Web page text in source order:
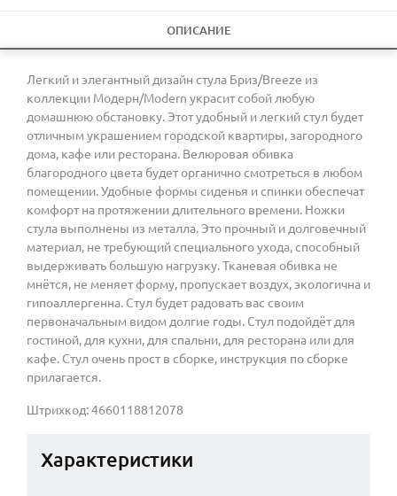
ОПИСАНИЕ
Легкий и элегантный дизайн стула Бриз/Breeze из
коллекции Модерн/Modern украсит собой любую
домашнюю обстановку. Этот удобный и легкий стул будет
отличным украшением городской квартиры, загородного
дома, кафе или ресторана. Велюровая обивка
благородного цвета будет органично смотреться в любом
помещении. Удобные формы сиденья и спинки обеспечат
комфорт на протяжении длительного времени. Ножки
стула выполнены из металла. Это прочный и долговечный
материал, не требующий специального ухода, способный
выдерживать большую нагрузку. Тканевая обивка не
мнётся, не меняет форму, пропускает воздух, экологична и
гипоаллергенна. Стул будет радовать вас своим
первоначальным видом долгие годы. Стул подойдёт для
гостиной, для кухни, для спальни, для ресторана или для
кафе. Стул очень прост в сборке, инструкция по сборке
прилагается.
Штрихкод: 4660118812078
Характеристики